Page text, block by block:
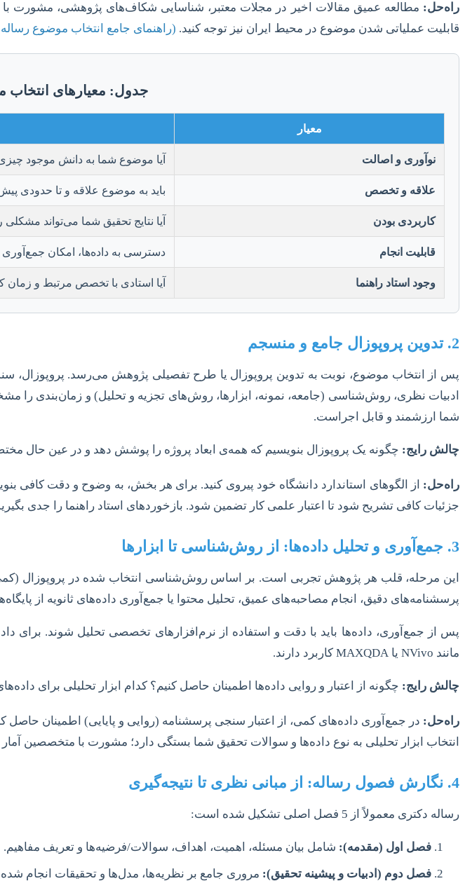
راه‌حل: مطالعه عمیق مقالات اخیر در مجلات معتبر، شناسایی شکاف‌های پژوهشی، مشورت
قابلیت عملیاتی شدن موضوع در محیط ایران نیز توجه کنید. (راهنمای جامع انتخاب موضوع
جدول: معیارهای
معیار
نوآوری و اصالت آیا موضوع شما به دانش موجود
علاقه و تخصص باید به موضوع علاقه و تا حدودی
کاربردی بودن آیا نتایج تحقیق شما می‌تواند
قابلیت انجام دسترسی به داده‌ها، امکان جمع‌آوری
وجود استاد راهنما آیا استادی با تخصص مرتبط و زمان
2. تدوین پروپوزال جامع و منسجم
پس از انتخاب موضوع، نوبت به تدوین پروپوزال یا طرح تفصیلی پژوهش می‌رسد. پروپوزال،
ادبیات نظری، روش‌شناسی (جامعه، نمونه، ابزارها، روش‌های تجزیه و تحلیل) و زمان‌بندی را
شما ارزشمند و قابل اجراست.
چالش رایج: چگونه یک پروپوزال بنویسیم که همه‌ی ابعاد پروژه را پوشش دهد و در عین حال
راه‌حل: از الگوهای استاندارد دانشگاه خود پیروی کنید. برای هر بخش، به وضوح و دقت کافی
جزئیات کافی تشریح شود تا اعتبار علمی کار تضمین شود. بازخوردهای استاد راهنما را جدی
3. جمع‌آوری و تحلیل داده‌ها: از روش‌شناسی تا ابزارها
این مرحله، قلب هر پژوهش تجربی است. بر اساس روش‌شناسی انتخاب شده در پروپوزال (کمی،
پرسشنامه‌های دقیق، انجام مصاحبه‌های عمیق، تحلیل محتوا یا جمع‌آوری داده‌های ثانویه از
مانند NVivo یا MAXQDA کاربرد دارند.
چالش رایج: چگونه از اعتبار و روایی داده‌ها اطمینان حاصل کنیم؟ کدام ابزار تحلیلی برای
راه‌حل:
انتخاب ابزار تحلیلی به نوع داده‌ها و سوالات تحقیق شما بستگی دارد؛ مشورت با متخصصین
4. نگارش فصول رساله: از مبانی نظری تا نتیجه‌گیری
رساله دکتری معمولاً از 5 فصل اصلی تشکیل شده است:
فصل اول (مقدمه): شامل بیان مسئله، اهمیت، اهداف، سوالات/فرضیه‌ها و تعریف مفاهیم.
فصل دوم (ادبیات و پیشینه تحقیق): مروری جامع بر نظریه‌ها، مدل‌ها و تحقیقات انجام